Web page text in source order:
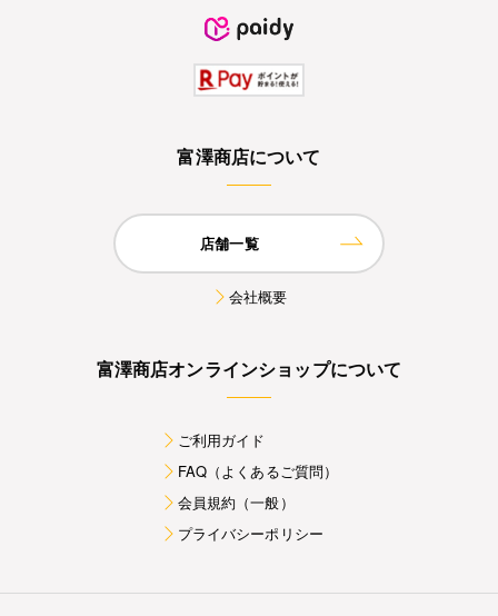
富澤商店について
店舗一覧
会社概要
富澤商店オンラインショップについて
ご利用ガイド
FAQ（よくあるご質問）
会員規約（一般）
プライバシーポリシー